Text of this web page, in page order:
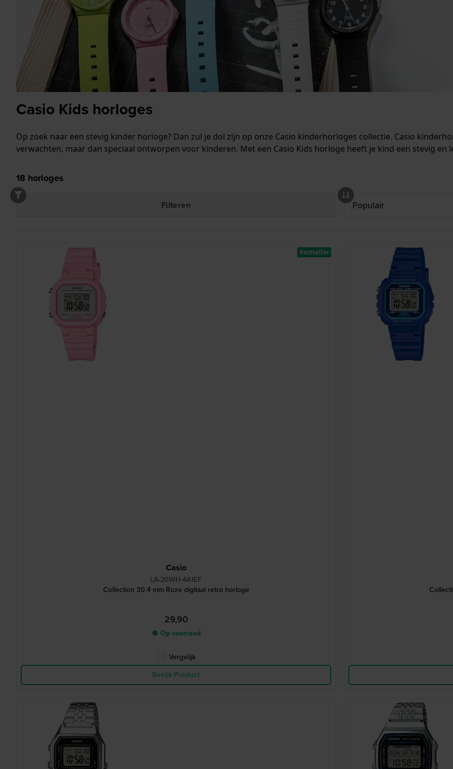
Casio Kids horloges
Op zoek naar een stevig kinder horloge? Dan zul je dol zijn op onze Casio kinderhorloges collectie. Casio
verwachten, maar dan speciaal ontworpen voor kinderen. Met een Casio Kids horloge heeft je kind een stevig
18 horloges
Filteren
Casio
LA-20WH-4A1EF
Collection 30.4 mm Roze digitaal retro horloge
29,90
● Op voorraad
Vergelijk
Bekijk Product
Bestseller